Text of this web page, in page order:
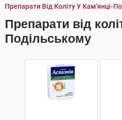
Препарати Від Коліту У Кам'янці-
Препарати від
Подільському